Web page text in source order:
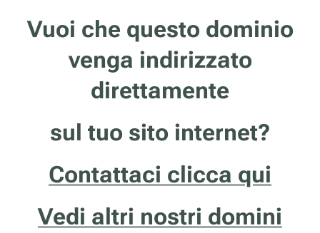
Vuoi che questo dominio
venga indirizzato
direttamente
sul tuo sito internet?
Contattaci clicca qui
Vedi altri nostri domini